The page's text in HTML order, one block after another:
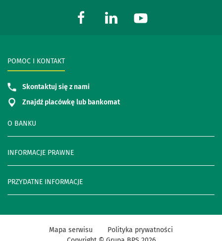
O BANKU
INFORMACJE PRAWNE
PRZYDATNE INFORMACJE
POMOC I KONTAKT
Skontaktuj się z nami
Znajdź placówkę lub bankomat
Mapa serwisu
Polityka prywatności